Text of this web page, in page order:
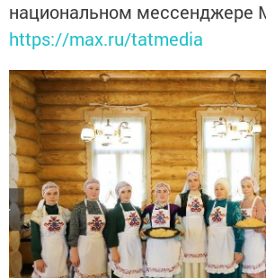
национальном мессенджере
https://max.ru/tatmedia